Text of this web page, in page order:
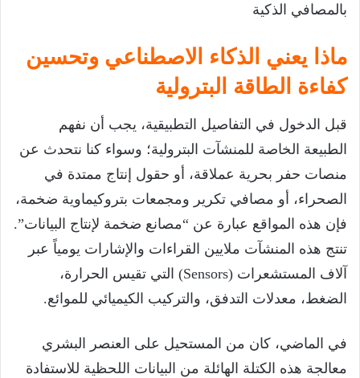
بالمصافي الذكية
ماذا يعني الذكاء الاصطناعي وتحسين
كفاءة الطاقة البترولية
قبل الدخول في التفاصيل التطبيقية، يجب أن نفهم
الطبيعة الخاصة للمنشآت البترولية؛ وسواء كنا نتحدث عن
منصات حفر بحرية عملاقة، أو حقول إنتاج ممتدة في
الصحراء، أو مصافي تكرير ومجمعات بتروكيماوية ضخمة،
فإن هذه المواقع عبارة عن “مصانع ضخمة لإنتاج البيانات”.
تنتج هذه المنشآت ملايين القراءات والإشارات يومياً عبر
آلاف المستشعرات (Sensors) التي تقيس الحرارة،
الضغط، معدلات التدفق، والتركيب الكيميائي للموائع.
في الماضي، كان من المستحيل على العنصر البشري
معالجة هذه الكتلة الهائلة من البيانات اللحظية للاستفادة